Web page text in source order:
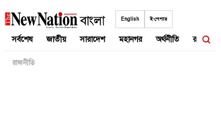
to
English ই-পেপার
সর্বশেষ জাতীয় সারাদেশ মহানগর অর্থনীতি রাজনীতি
রাজনীতি